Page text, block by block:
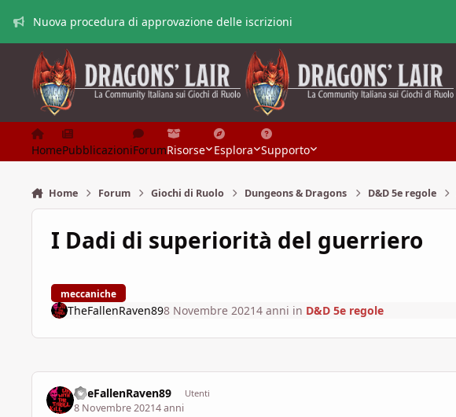
Nuova procedura di approvazione delle iscrizioni
HomePubblicazioniForumRisorse Esplora Supporto
Home Forum Giochi di Ruolo Dungeons & Dragons D&D 5e regole
I Dadi di superiorità del guerriero
meccaniche
TheFallenRaven898 Novembre 20214 anni in D&D 5e regole
TheFallenRaven89 Utenti
8 Novembre 20214 anni